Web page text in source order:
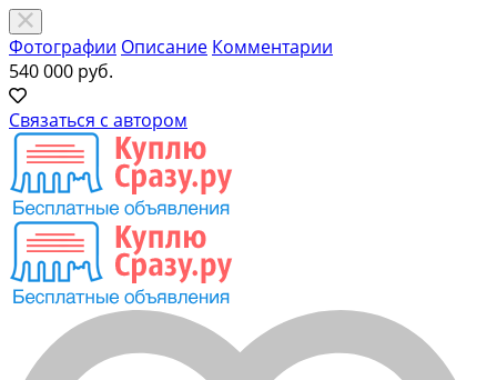
Фотографии Описание Комментарии
540 000 руб.
Связаться с автором